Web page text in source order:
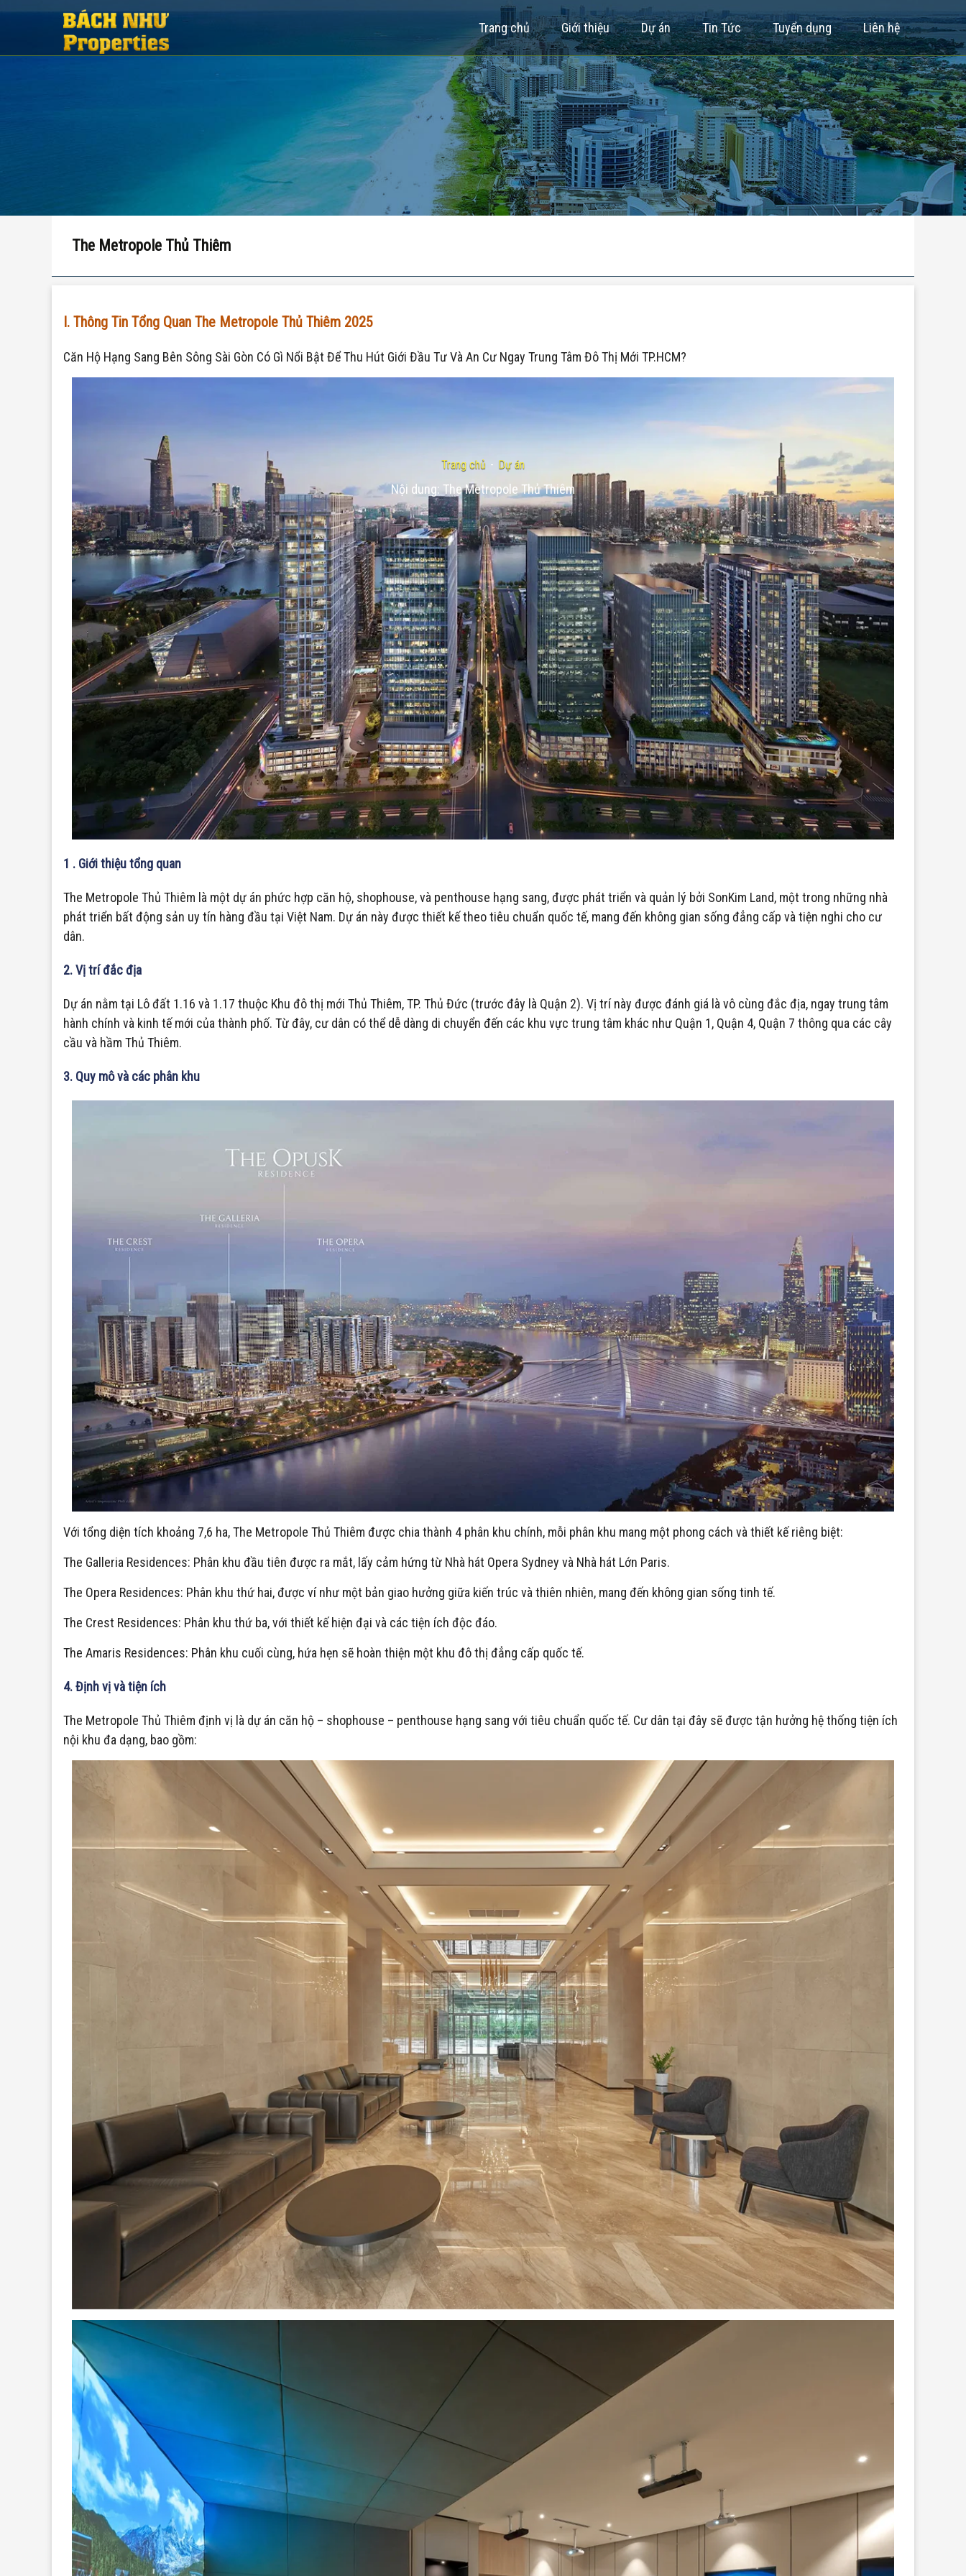
Trang chủ Giới thiệu Dự án Tin Tức Tuyển dụng Liên hệ
Trang chủ - Dự án
Nội dung: The Metropole Thủ Thiêm
The Metropole Thủ Thiêm
I. Thông Tin Tổng Quan The Metropole Thủ Thiêm 2025
Căn Hộ Hạng Sang Bên Sông Sài Gòn Có Gì Nổi Bật Để Thu Hút Giới Đầu Tư Và An Cư Ngay Trung Tâm Đô Thị Mới TP.HCM?
1 . Giới thiệu tổng quan
The Metropole Thủ Thiêm là một dự án phức hợp căn hộ, shophouse, và penthouse hạng sang, được phát triển và quản lý bởi SonKim Land, một trong những nhà
phát triển bất động sản uy tín hàng đầu tại Việt Nam. Dự án này được thiết kế theo tiêu chuẩn quốc tế, mang đến không gian sống đẳng cấp và tiện nghi cho cư
dân.
2. Vị trí đắc địa
Dự án nằm tại Lô đất 1.16 và 1.17 thuộc Khu đô thị mới Thủ Thiêm, TP. Thủ Đức (trước đây là Quận 2). Vị trí này được đánh giá là vô cùng đắc địa, ngay trung tâm
hành chính và kinh tế mới của thành phố. Từ đây, cư dân có thể dễ dàng di chuyển đến các khu vực trung tâm khác như Quận 1, Quận 4, Quận 7 thông qua các cây
cầu và hầm Thủ Thiêm.
3. Quy mô và các phân khu
Với tổng diện tích khoảng 7,6 ha, The Metropole Thủ Thiêm được chia thành 4 phân khu chính, mỗi phân khu mang một phong cách và thiết kế riêng biệt:
The Galleria Residences: Phân khu đầu tiên được ra mắt, lấy cảm hứng từ Nhà hát Opera Sydney và Nhà hát Lớn Paris.
The Opera Residences: Phân khu thứ hai, được ví như một bản giao hưởng giữa kiến trúc và thiên nhiên, mang đến không gian sống tinh tế.
The Crest Residences: Phân khu thứ ba, với thiết kế hiện đại và các tiện ích độc đáo.
The Amaris Residences: Phân khu cuối cùng, hứa hẹn sẽ hoàn thiện một khu đô thị đẳng cấp quốc tế.
4. Định vị và tiện ích
The Metropole Thủ Thiêm định vị là dự án căn hộ – shophouse – penthouse hạng sang với tiêu chuẩn quốc tế. Cư dân tại đây sẽ được tận hưởng hệ thống tiện ích
nội khu đa dạng, bao gồm: